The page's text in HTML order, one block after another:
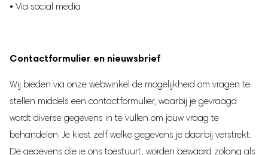
• Via social media
Contactformulier en nieuwsbrief
Wij bieden via onze webwinkel de mogelijkheid om vragen te
stellen middels een contactformulier, waarbij je gevraagd
wordt diverse gegevens in te vullen om jouw vraag te
behandelen. Je kiest zelf welke gegevens je daarbij verstrekt.
De gegevens die je ons toestuurt, worden bewaard zolang als